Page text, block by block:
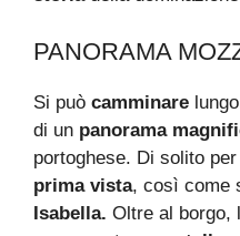
PANORAMA
Si può camminare
di un panorama
portoghese. Di solito
prima vista, così come
Isabella. Oltre al borgo,